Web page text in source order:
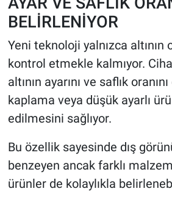
BELİRLENİYOR
Yeni teknoloji yalnızca
kontrol etmekle kalmıyor.
altının ayarını ve saflık
kaplama veya düşük ayarlı
edilmesini sağlıyor.
Bu özellik sayesinde dış
benzeyen ancak farklı
ürünler de kolaylıkla